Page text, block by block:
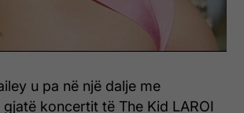
u pa në një dalje me
koncertit të The Kid LAROI